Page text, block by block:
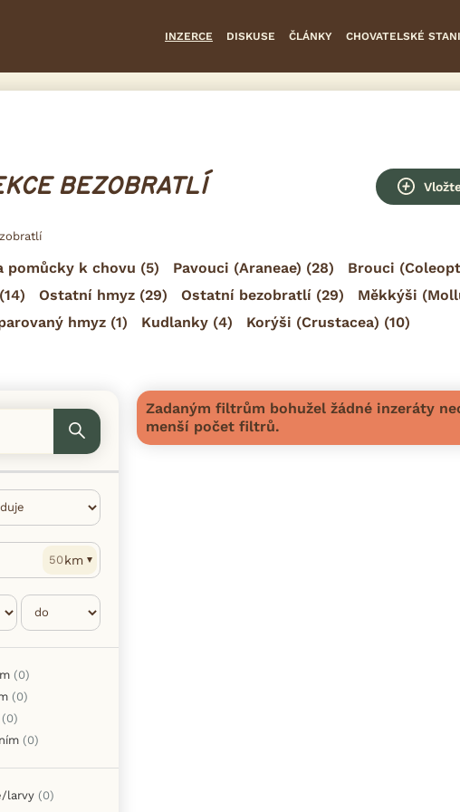
INZERCE DISKUSE ČLÁNKY CHOVATELSKÉ
BEZOBRATLÍ
pomůcky k chovu (5) Pavouci (Araneae) (28) Brouci
(14) Ostatní hmyz (29) Ostatní bezobratlí (29) Měkkýši
hmyz (1) Kudlanky (4) Korýši (Crustacea) (10)
km
(0)
(0)
(0)
(0)
larvy (0)
Zadaným filtrům bohužel žádné inzeráty
menší počet filtrů.